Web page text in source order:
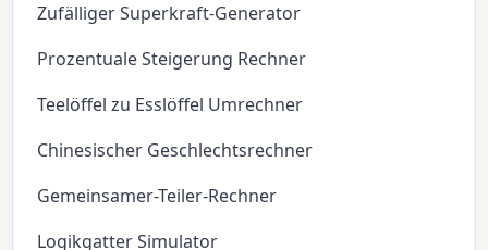
Zufälliger Superkraft-Generator
Prozentuale Steigerung Rechner
Teelöffel zu Esslöffel Umrechner
Chinesischer Geschlechtsrechner
Gemeinsamer-Teiler-Rechner
Logikgatter Simulator